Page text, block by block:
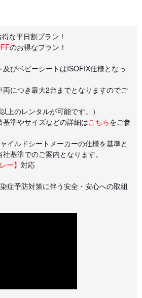
な平日割プラン！
のお得なプラン！
びベビーシートはISOFIX仕様となっ
につき最大2台までとなりますのでご
上のレンタルが可能です。）
準やサイズなどの詳細はこちらをご参
イルドシートメーカーの仕様を基準と
基準でのご案内となります。
ー】 対応
症予防対策に伴う安全・安心への取組